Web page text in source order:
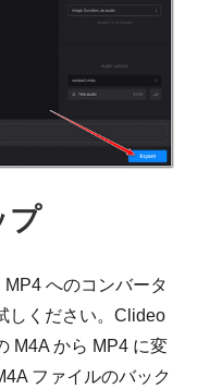
プ
へのコンバータ
しください。Clideo
M4A から MP4 に変
ファイルのバック